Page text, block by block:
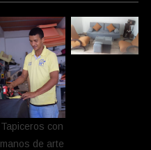
Tapiceros con
manos de arte